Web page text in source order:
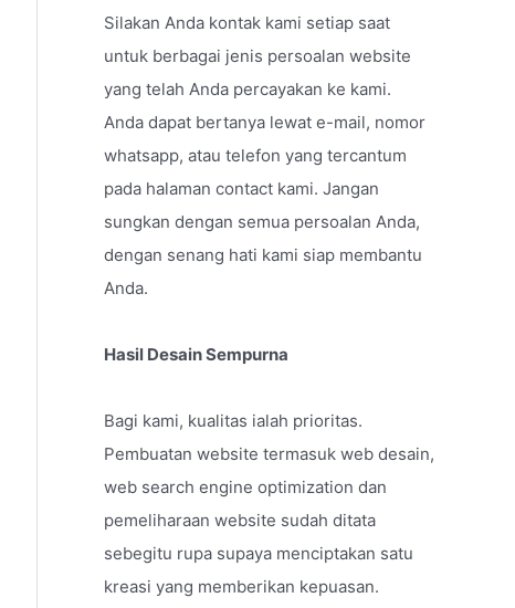
Silakan Anda kontak kami setiap saat
untuk berbagai jenis persoalan website
yang telah Anda percayakan ke kami.
Anda dapat bertanya lewat e-mail, nomor
whatsapp, atau telefon yang tercantum
pada halaman contact kami. Jangan
sungkan dengan semua persoalan Anda,
dengan senang hati kami siap membantu
Anda.
Hasil Desain Sempurna
Bagi kami, kualitas ialah prioritas.
Pembuatan website termasuk web desain,
web search engine optimization dan
pemeliharaan website sudah ditata
sebegitu rupa supaya menciptakan satu
kreasi yang memberikan kepuasan.